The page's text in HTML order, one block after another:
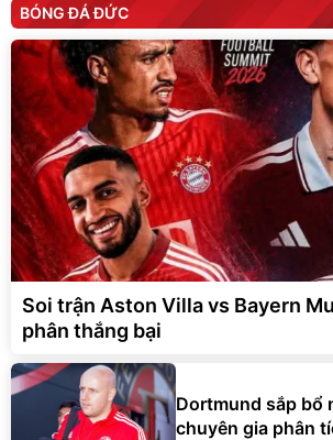
BÓNG ĐÁ ĐỨC
Soi trận Aston Villa vs Bayern
phân thắng bại
Dortmund sắp bổ
chuyên gia phân